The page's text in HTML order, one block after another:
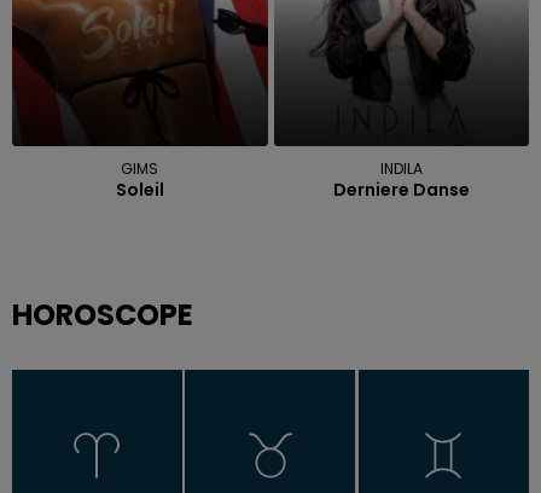
GIMS
Soleil
INDILA
Derniere Danse
HOROSCOPE